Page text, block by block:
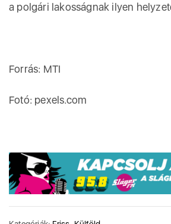
a polgári lakosságnak ilyen
Forrás: MTI
Fotó: pexels.com